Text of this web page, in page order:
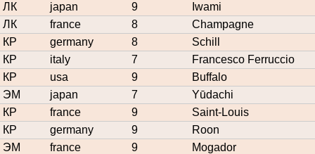
ЛК
japan 9
Iwami
ЛК
france 8
Champagne
КР
germany 8
Schill
КР
italy 7
Francesco Ferruccio
КР
usa 9
Buffalo
ЭМ
japan 7
Yūdachi
КР
france 9
Saint-Louis
КР
germany 9
Roon
ЭМ
france 9
Mogador